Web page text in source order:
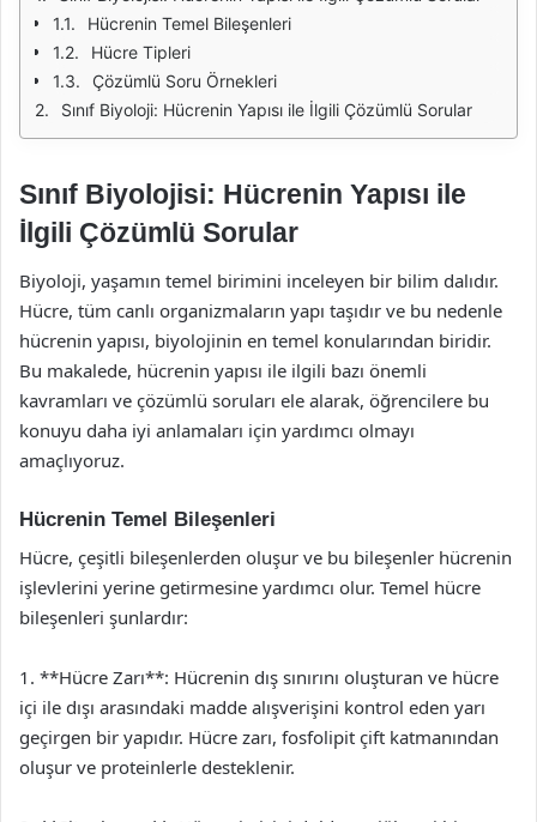
Hücrenin Temel Bileşenleri
Hücre Tipleri
Çözümlü Soru Örnekleri
Sınıf Biyoloji: Hücrenin Yapısı ile İlgili Çözümlü Sorular
Sınıf Biyolojisi: Hücrenin Yapısı ile
İlgili Çözümlü Sorular
Biyoloji, yaşamın temel birimini inceleyen bir bilim dalıdır.
Hücre, tüm canlı organizmaların yapı taşıdır ve bu nedenle
hücrenin yapısı, biyolojinin en temel konularından biridir.
Bu makalede, hücrenin yapısı ile ilgili bazı önemli
kavramları ve çözümlü soruları ele alarak, öğrencilere bu
konuyu daha iyi anlamaları için yardımcı olmayı
amaçlıyoruz.
Hücrenin Temel Bileşenleri
Hücre, çeşitli bileşenlerden oluşur ve bu bileşenler hücrenin
işlevlerini yerine getirmesine yardımcı olur. Temel hücre
bileşenleri şunlardır:
1. **Hücre Zarı**: Hücrenin dış sınırını oluşturan ve hücre
içi ile dışı arasındaki madde alışverişini kontrol eden yarı
geçirgen bir yapıdır. Hücre zarı, fosfolipit çift katmanından
oluşur ve proteinlerle desteklenir.